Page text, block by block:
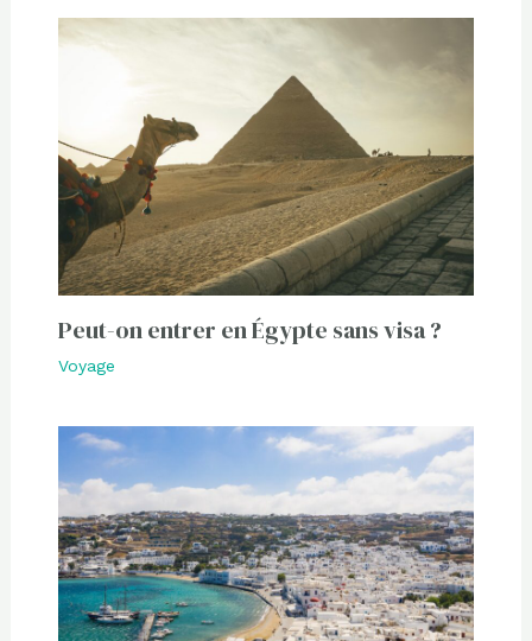
Peut-on entrer en Égypte sans visa ?
Voyage